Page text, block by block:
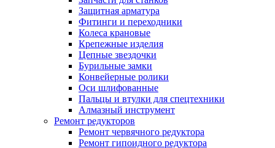
Защитная арматура
Фитинги и переходники
Колеса крановые
Крепежные изделия
Цепные звездочки
Бурильные замки
Конвейерные ролики
Оси шлифованные
Пальцы и втулки для спецтехники
Алмазный инструмент
Ремонт редукторов
Ремонт червячного редуктора
Ремонт гипоидного редуктора